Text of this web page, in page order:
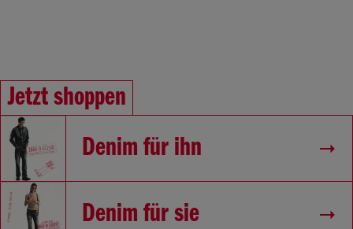
Jetzt shoppen
Denim für ihn
Denim für sie